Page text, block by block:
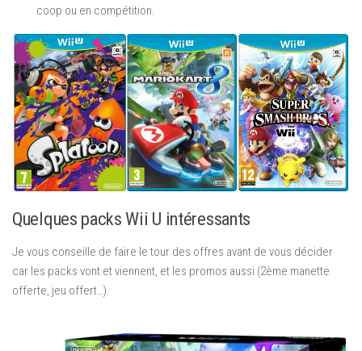
coop ou en compétition.
Quelques packs Wii U intéressants
Je vous conseille de faire le tour des offres avant de vous décider
car les packs vont et viennent, et les promos aussi (2ème manette
offerte, jeu offert…).